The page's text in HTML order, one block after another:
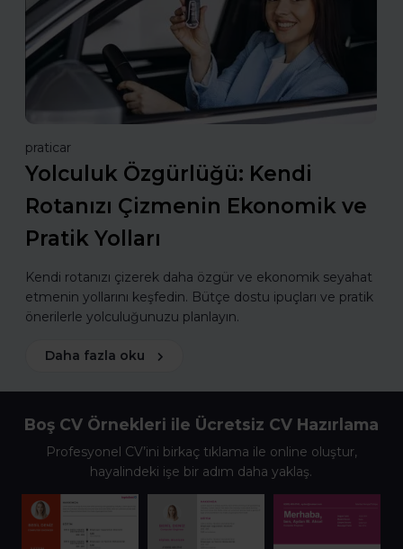
praticar
Yolculuk Özgürlüğü: Kendi
Rotanızı Çizmenin Ekonomik ve
Pratik Yolları
Kendi rotanızı çizerek daha özgür ve ekonomik seyahat
etmenin yollarını keşfedin. Bütçe dostu ipuçları ve pratik
önerilerle yolculuğunuzu planlayın.
Daha fazla oku
Boş CV Örnekleri ile Ücretsiz CV Hazırlama
Profesyonel CV’ini birkaç tıklama ile online oluştur,
hayalindeki işe bir adım daha yaklaş.